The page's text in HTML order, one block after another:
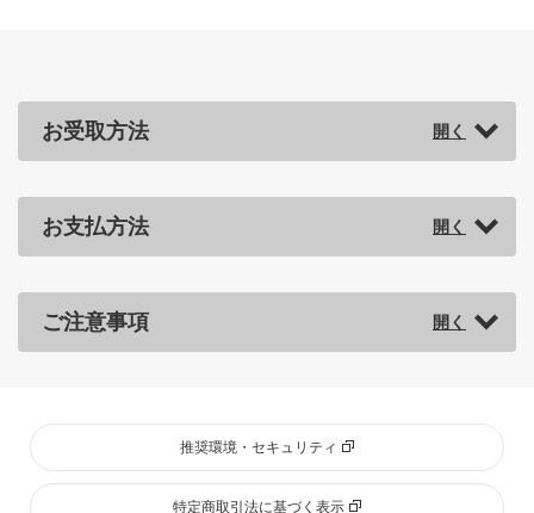
お受取方法
お支払方法
ご注意事項
推奨環境・セキュリティ
特定商取引法に基づく表示